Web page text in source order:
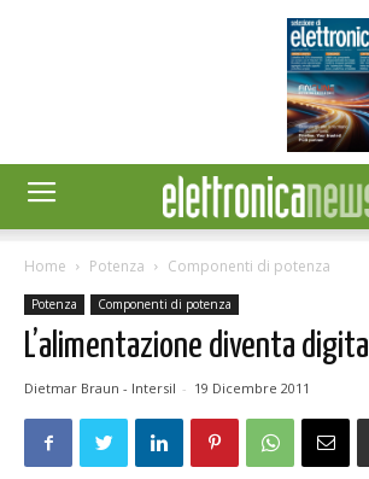
Home Potenza Componenti di potenza
Potenza Componenti di potenza
L’alimentazione diventa
Dietmar Braun - Intersil - 19 Dicembre 2011